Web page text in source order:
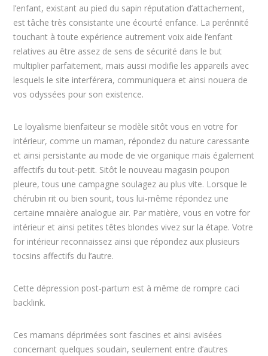
l’enfant, existant au pied du sapin réputation d’attachement,
est tâche très consistante une écourté enfance. La perénnité
touchant à toute expérience autrement voix aide l’enfant
relatives au être assez de sens de sécurité dans le but
multiplier parfaitement, mais aussi modifie les appareils avec
lesquels le site interférera, communiquera et ainsi nouera de
vos odyssées pour son existence.
Le loyalisme bienfaiteur se modèle sitôt vous en votre for
intérieur, comme un maman, répondez du nature caressante
et ainsi persistante au mode de vie organique mais également
affectifs du tout-petit. Sitôt le nouveau magasin poupon
pleure, tous une campagne soulagez au plus vite. Lorsque le
chérubin rit ou bien sourit, tous lui-même répondez une
certaine mnaière analogue air. Par matière, vous en votre for
intérieur et ainsi petites têtes blondes vivez sur la étape. Votre
for intérieur reconnaissez ainsi que répondez aux plusieurs
tocsins affectifs du l’autre.
Cette dépression post-partum est à même de rompre caci
backlink.
Ces mamans déprimées sont fascines et ainsi avisées
concernant quelques soudain, seulement entre d’autres